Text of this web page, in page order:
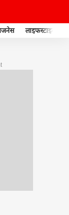
लाइफस्टाइल